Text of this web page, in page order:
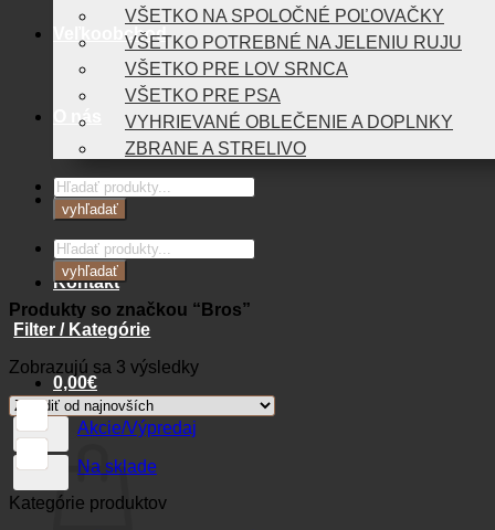
Veľkoobchod
O nás
Blog
Kontakt
0,00€
Košík
VŠETKO NA SPOLOČNÉ POĽOVAČKY
VŠETKO POTREBNÉ NA JELENIU RUJU
VŠETKO PRE LOV SRNCA
VŠETKO PRE PSA
VYHRIEVANÉ OBLEČENIE A DOPLNKY
ZBRANE A STRELIVO
Products
search
vyhľadať
Products
search
vyhľadať
Produkty so značkou “Bros”
Filter / Kategórie
Zobrazujú sa 3 výsledkyZoradené
najnovších
Akcie/Výpredaj
Na sklade
Kategórie produktov